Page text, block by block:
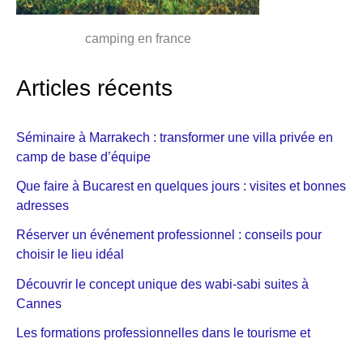
camping en france
Articles récents
Séminaire à Marrakech : transformer une villa privée en
camp de base d’équipe
Que faire à Bucarest en quelques jours : visites et bonnes
adresses
Réserver un événement professionnel : conseils pour
choisir le lieu idéal
Découvrir le concept unique des wabi-sabi suites à
Cannes
Les formations professionnelles dans le tourisme et